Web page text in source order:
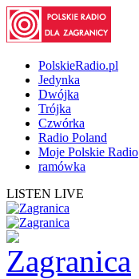
PolskieRadio.pl
Jedynka
Dwójka
Trójka
Czwórka
Radio Poland
Moje Polskie Radio
ramówka
LISTEN LIVE